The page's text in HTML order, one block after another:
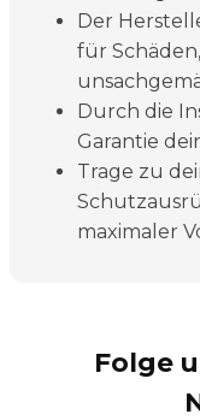
Der
für
Durch die
Garantie
Trage zu
maximaler
Folge